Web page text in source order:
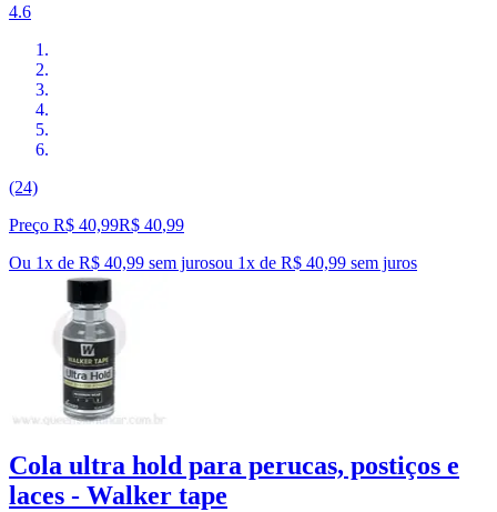
4.6
(24)
Preço R$ 40,99R$ 40,99
Ou 1x de R$ 40,99 sem jurosou 1x de R$ 40,99 sem juros
Cola ultra hold para perucas, postiços e
laces - Walker tape